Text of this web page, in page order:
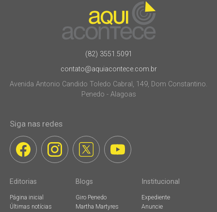
(82) 3551.5091
contato@aquiacontece.com.br
Avenida Antonio Candido Toledo Cabral, 149, Dom Constantino.
Penedo - Alagoas
Siga nas redes
Editorias
Página inicial
Últimas notícias
Blogs
Giro Penedo
Martha Martyres
Institucional
Expediente
Anuncie